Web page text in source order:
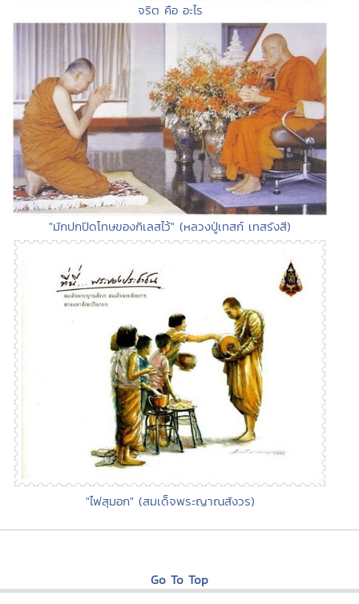
จริต คือ อะไร
"มักปกปิดโทษของกิเลสไว้" (หลวงปู่เทสก์ เทสรังสี)
"ไฟสุมอก" (สมเด็จพระญาณสังวร)
Go To Top